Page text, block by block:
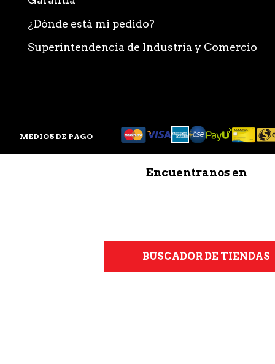
¿Dónde está mi pedido?
Superintendencia de Industria y Comercio
Encuentranos en
BUSCADOR DE TIENDAS
MEDIOS DE PAGO